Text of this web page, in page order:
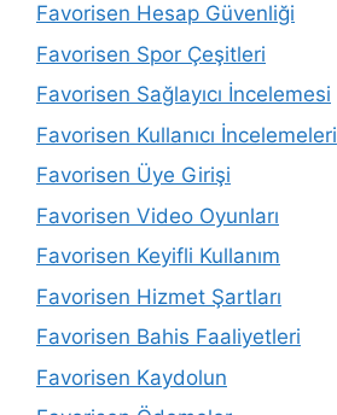
Favorisen Hesap Güvenliği
Favorisen Spor Çeşitleri
Favorisen Sağlayıcı İncelemesi
Favorisen Kullanıcı İncelemeleri
Favorisen Üye Girişi
Favorisen Video Oyunları
Favorisen Keyifli Kullanım
Favorisen Hizmet Şartları
Favorisen Bahis Faaliyetleri
Favorisen Kaydolun